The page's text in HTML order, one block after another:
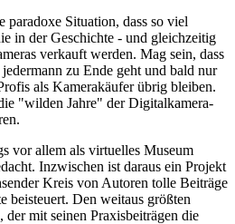
paradoxe Situation, dass so viel
in der Geschichte - und gleichzeitig
verkauft werden. Mag sein, dass
zu Ende geht und bald nur
als Kamerakäufer übrig bleiben.
"wilden Jahre" der Digitalkamera-
vor allem als virtuelles Museum
Inzwischen ist daraus ein Projekt
Kreis von Autoren tolle Beiträge
beisteuert. Den weitaus größten
mit seinen Praxisbeiträgen die